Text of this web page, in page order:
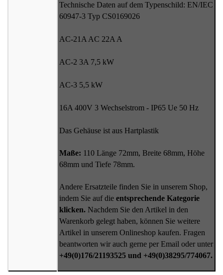
Technische Daten auf dem Typenschild: EN/IEC
60947-3 Typ CS0169026
AC-21A AC 22A A
AC-2 3A 7,5 kW
AC-3 5,5 kW
16A 400V 3 Wechselstrom - IP65 Ue 50 Hz
Das Gehäuse ist aus Hartplastik
Maße: 110 Länge 72mm, Breite 68mm, Höhe
68mm und Tiefe 78mm.
Andere Ersatzteile finden Sie in unserem Shop,
indem Sie auf die entsprechende Kategorie
klicken. Nachdem Sie den Artikel in den
Warenkorb gelegt haben, können Sie weitere
Artikel in unserem Onlineshop kaufen. Fragen
beantworten wir auch gerne per Email oder unter
+49(0)176/21193525 und +49(0)38295/774067.